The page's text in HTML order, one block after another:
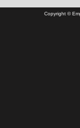
Copyright ©